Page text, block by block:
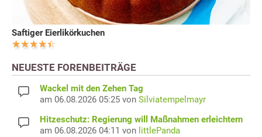
Saftiger Eierlikörkuchen
NEUESTE FORENBEITRÄGE
Wackel mit den Zehen Tag
am 06.08.2026 05:25 von Silviatempelmayr
Hitzeschutz: Regierung will Maßnahmen erleichtern
am 06.08.2026 04:11 von littlePanda